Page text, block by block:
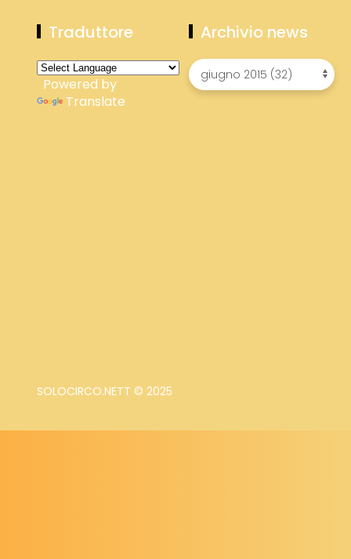
Traduttore
Powered by
Translate
Archivio news
SOLOCIRCO.NETT © 2025